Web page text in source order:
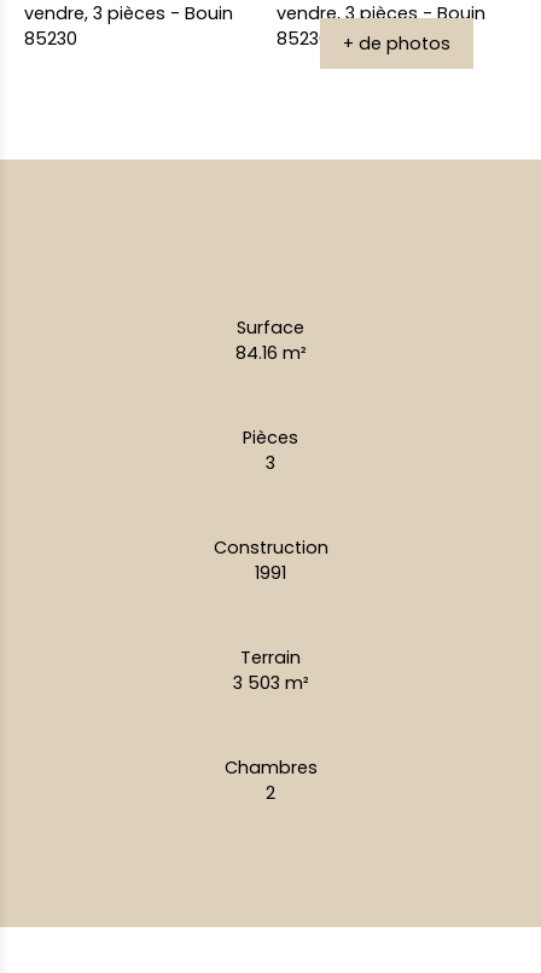
+ de photos
Surface
84.16 m²
Pièces
3
Construction
1991
Terrain
3 503 m²
Chambres
2